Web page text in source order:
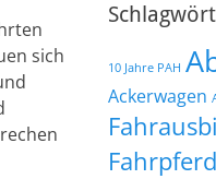
sich
10 Jahre PAH
Ackerwagen